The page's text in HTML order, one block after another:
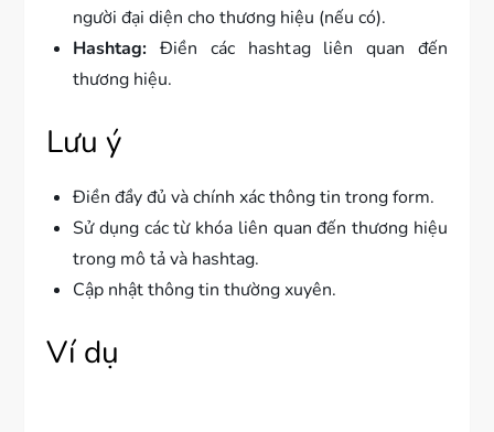
người đại diện cho thương hiệu (nếu có).
Hashtag: Điền các hashtag liên quan đến
thương hiệu.
Lưu ý
Điền đầy đủ và chính xác thông tin trong form.
Sử dụng các từ khóa liên quan đến thương hiệu
trong mô tả và hashtag.
Cập nhật thông tin thường xuyên.
Ví dụ